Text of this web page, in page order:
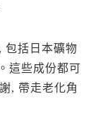
包括日本礦物
這些成份都可
, 帶走老化角